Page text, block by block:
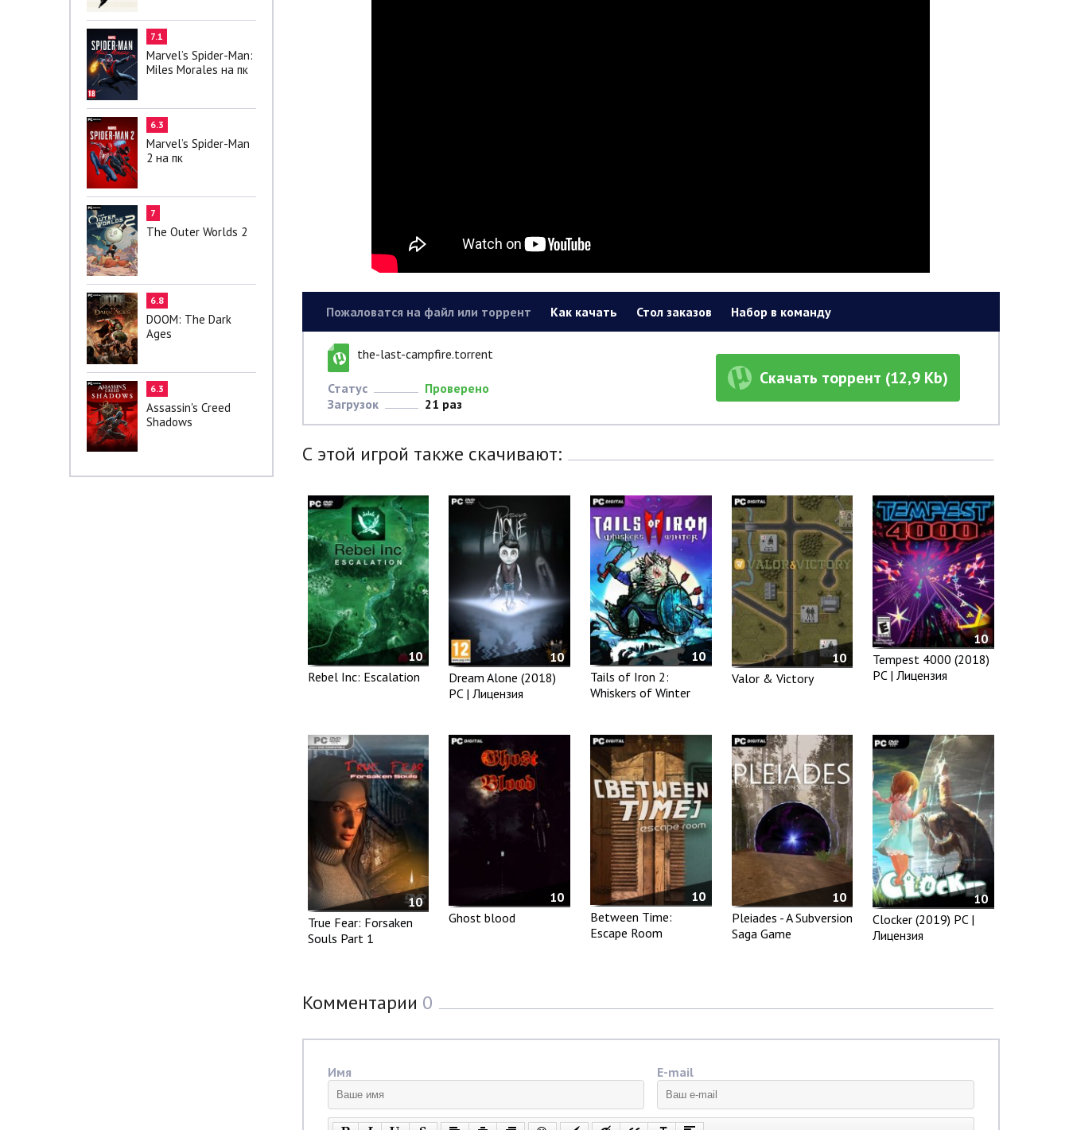
7.1
Marvel’s Spider-Man:
Miles Morales на пк
6.3
Marvel’s Spider-Man
2 на пк
7
The Outer Worlds 2
6.8
DOOM: The Dark
Ages
6.3
Assassin's Creed
Shadows
Пожаловатся на файл или торрент Как качать Стол заказов Набор в команду
the-last-campfire.torrent
Статус
Проверено
Загрузок
21 раз
Скачать торрент (12,9 Kb)
С этой игрой также скачивают:
10
Rebel Inc: Escalation
10
Dream Alone (2018)
PC | Лицензия
10
Tails of Iron 2:
Whiskers of Winter
10
Valor & Victory
10
Tempest 4000 (2018)
PC | Лицензия
10
True Fear: Forsaken
Souls Part 1
10
Ghost blood
10
Between Time:
Escape Room
10
Pleiades - A Subversion
Saga Game
10
Clocker (2019) PC |
Лицензия
Комментарии 0
Имя E-mail